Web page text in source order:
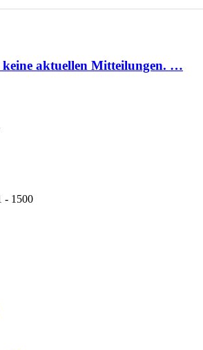
keine aktuellen Mitteilungen. …
- 1500